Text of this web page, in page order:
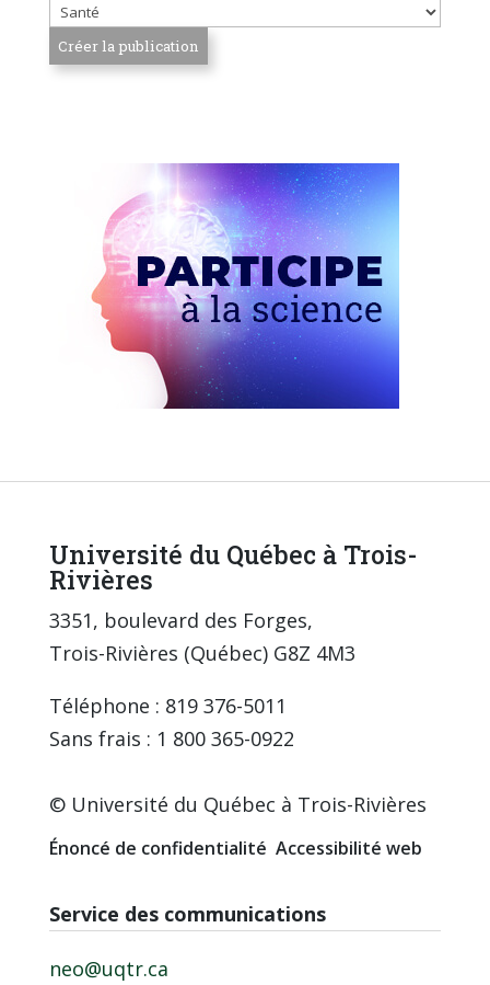
Université du Québec à Trois-
Rivières
3351, boulevard des Forges,
Trois-Rivières (Québec) G8Z 4M3
Téléphone : 819 376-5011
Sans frais : 1 800 365-0922
© Université du Québec à Trois-Rivières
Énoncé de confidentialité Accessibilité web
Service des communications
neo@uqtr.ca